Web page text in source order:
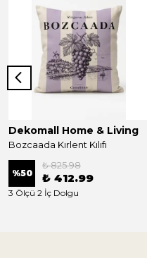
Dekomall Home & Living
Bozcaada Kırlent Kılıfı
%50
₺ 825.98
₺ 412.99
3 Ölçü 2 İç Dolgu